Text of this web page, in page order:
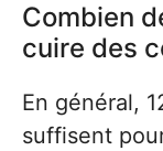
Combien
cuire des
En général,
suffisent